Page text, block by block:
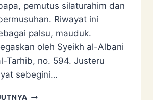
pemutus silaturahim dan
Riwayat ini
palsu, mauduk.
oleh Syeikh al-Albani
Tarhib, no. 594. Justeru
sebegini…
MALAM